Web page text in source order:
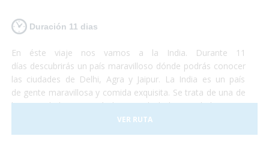
Duración 11 dias
En éste viaje nos vamos a la India. Durante 11
días descubrirás un país maravilloso dónde podrás conocer
las ciudades de Delhi, Agra y Jaipur. La India es un país
de gente maravillosa y comida exquisita. Se trata de una de
las sociedades con más historia de la humanidad y no te
perderás ni un detalle. No temas conocer un destino que se
saldrá por completo de lo que conocías y aventúrate a
VER RUTA